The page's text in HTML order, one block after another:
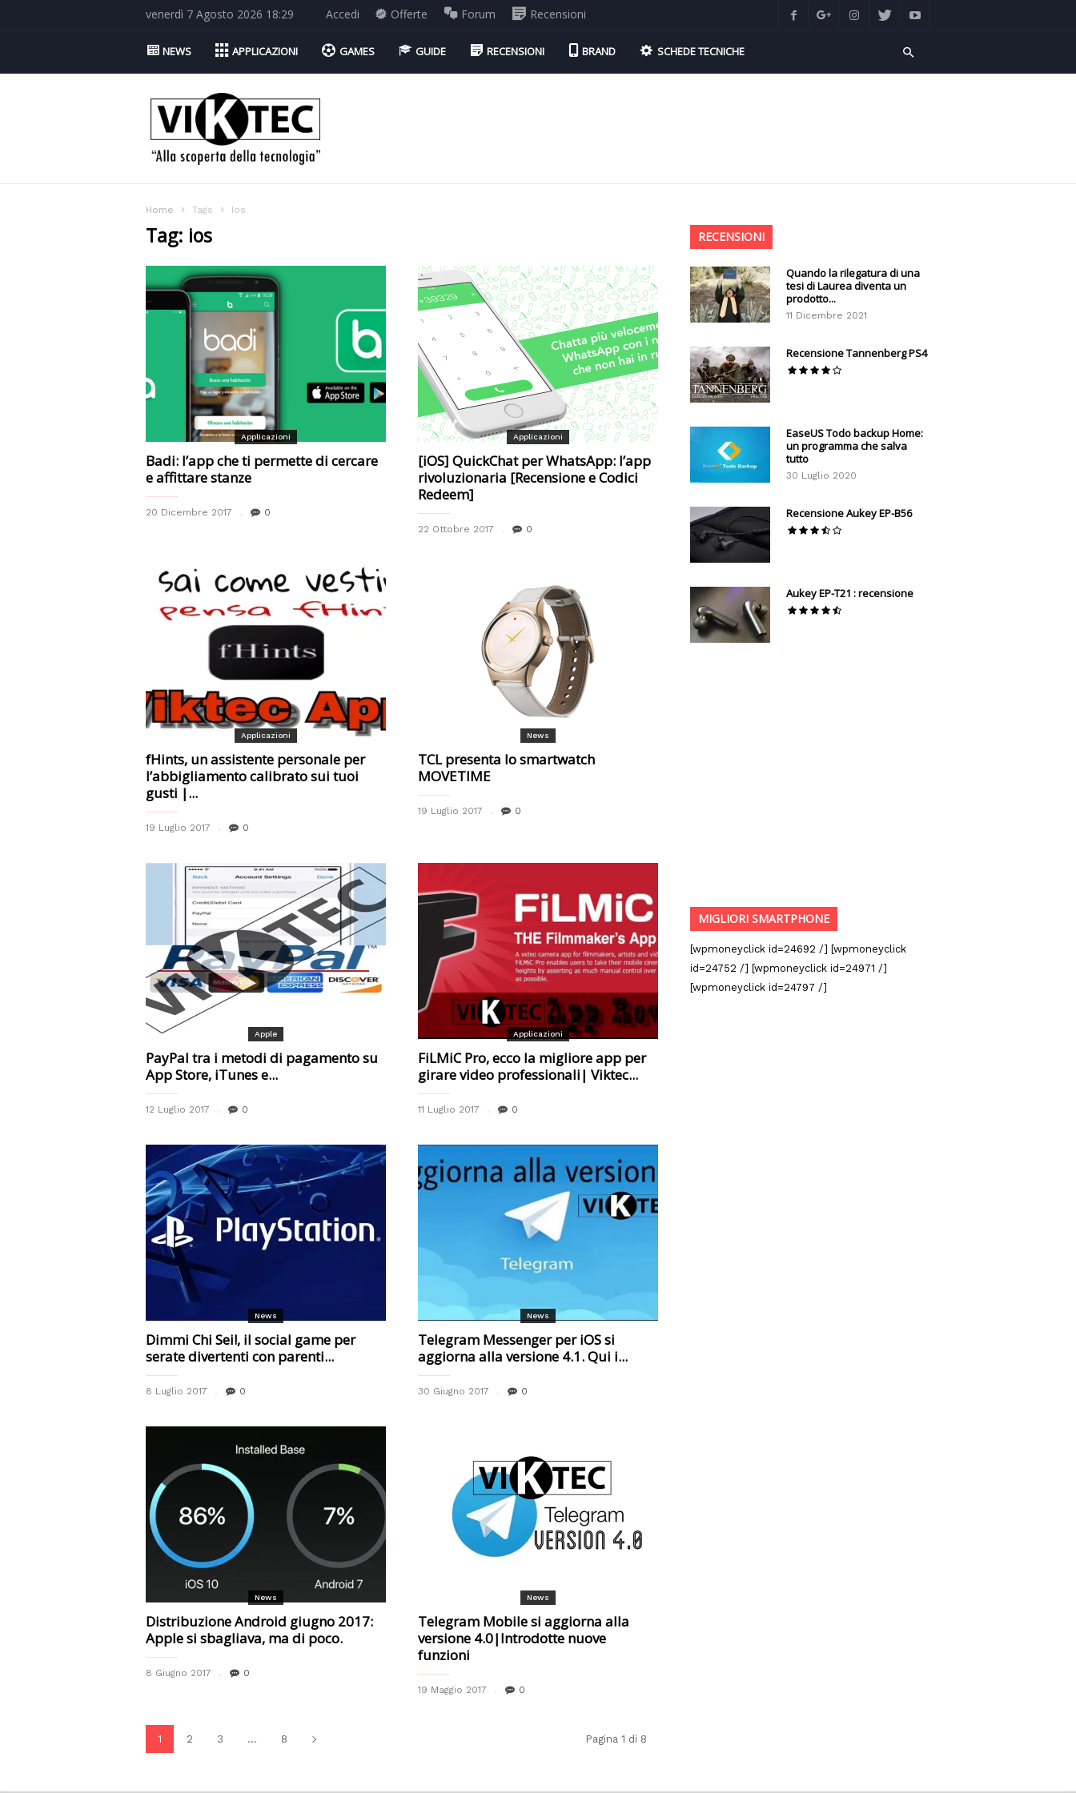
venerdì 7 Agosto 2026 18:29 Accedi Offerte Forum Recensioni
NEWS APPLICAZIONI GAMES GUIDE RECENSIONI BRAND SCHEDE TECNICHE
Viktec.net
Home Tags Ios
Tag: ios
Applicazioni
Badi: l’app che ti permette di cercare
e affittare stanze
20 Dicembre 2017 0
Applicazioni
[iOS] QuickChat per WhatsApp: l’app
rivoluzionaria [Recensione e Codici
Redeem]
22 Ottobre 2017 0
Applicazioni
fHints, un assistente personale per
l’abbigliamento calibrato sui tuoi
gusti |...
19 Luglio 2017 0
News
TCL presenta lo smartwatch
MOVETIME
19 Luglio 2017 0
Apple
PayPal tra i metodi di pagamento su
App Store, iTunes e...
12 Luglio 2017 0
Applicazioni
FiLMiC Pro, ecco la migliore app per
girare video professionali| Viktec...
11 Luglio 2017 0
News
Dimmi Chi Sei!, il social game per
serate divertenti con parenti...
8 Luglio 2017 0
News
Telegram Messenger per iOS si
aggiorna alla versione 4.1. Qui i...
30 Giugno 2017 0
News
Distribuzione Android giugno 2017:
Apple si sbagliava, ma di poco.
8 Giugno 2017 0
News
Telegram Mobile si aggiorna alla
versione 4.0|Introdotte nuove
funzioni
19 Maggio 2017 0
1 2 3 ... 8 Pagina 1 di 8
RECENSIONI
Quando la rilegatura di una
tesi di Laurea diventa un
prodotto...
11 Dicembre 2021
Recensione Tannenberg PS4
EaseUS Todo backup Home:
un programma che salva
tutto
30 Luglio 2020
Recensione Aukey EP-B56
Aukey EP-T21 : recensione
MIGLIORI SMARTPHONE
[wpmoneyclick id=24692 /] [wpmoneyclick
id=24752 /] [wpmoneyclick id=24971 /]
[wpmoneyclick id=24797 /]